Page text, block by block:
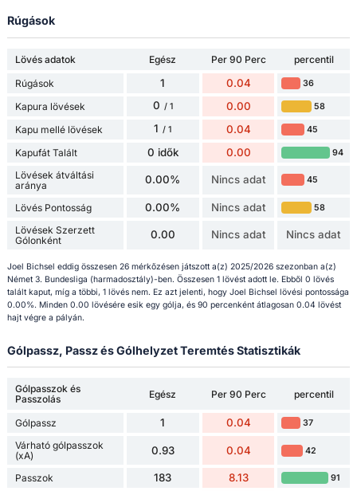
Rúgások
Lövés adatok Egész Per 90 Perc
percentil
Rúgások
1 0.04 36
Kapura lövések 0 / 1 0.00 58
Kapu mellé lövések 1 / 1 0.04 45
Kapufát Talált 0 idők 0.00 94
Lövések átváltási
aránya
0.00% Nincs adat 45
Lövés Pontosság 0.00% Nincs adat 58
Lövések Szerzett
Gólonként
0.00 Nincs adat Nincs adat
Joel Bichsel eddig összesen 26 mérkőzésen játszott a(z) 2025/2026 szezonban a(z)
Német 3. Bundesliga (harmadosztály)-ben. Összesen 1 lövést adott le. Ebből 0 lövés
talált kaput, míg a többi, 1 lövés nem. Ez azt jelenti, hogy Joel Bichsel lövési pontossága
0.00%. Minden 0.00 lövésére esik egy gólja, és 90 percenként átlagosan 0.04 lövést
hajt végre a pályán.
Gólpassz, Passz és Gólhelyzet Teremtés Statisztikák
Gólpasszok és
Passzolás
Egész Per 90 Perc percentil
Gólpassz 1 0.04 37
Várható gólpasszok
(xA)
0.93 0.04 42
Passzok 183 8.13 91